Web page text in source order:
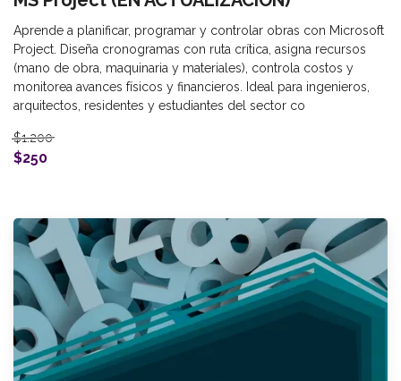
Aprende a planificar, programar y controlar obras con Microsoft
Project. Diseña cronogramas con ruta crítica, asigna recursos
(mano de obra, maquinaria y materiales), controla costos y
monitorea avances físicos y financieros. Ideal para ingenieros,
arquitectos, residentes y estudiantes del sector co
$1.200
$250